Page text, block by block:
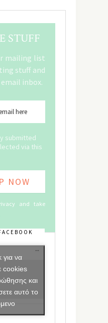
STUFF
mailing list
stuff and
inbox.
submitted
via this
and take
για να
cookies
και
αυτό το